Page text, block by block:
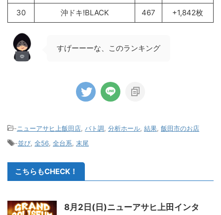
30 沖ドキ!BLACK 467 +1,842枚
すげーーーな、このランキング
-ニューアサヒ上飯田店 バト調 分析ホール 結果 飯田市のお店
-並び 全56 全台系 末尾
こちらもCHECK！
8月2日(日)ニューアサヒ上田インタ